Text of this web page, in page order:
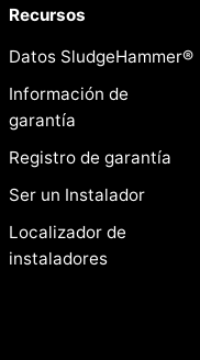
Recursos
Datos SludgeHammer®
Información de
garantía
Registro de garantía
Ser un Instalador
Localizador de
instaladores